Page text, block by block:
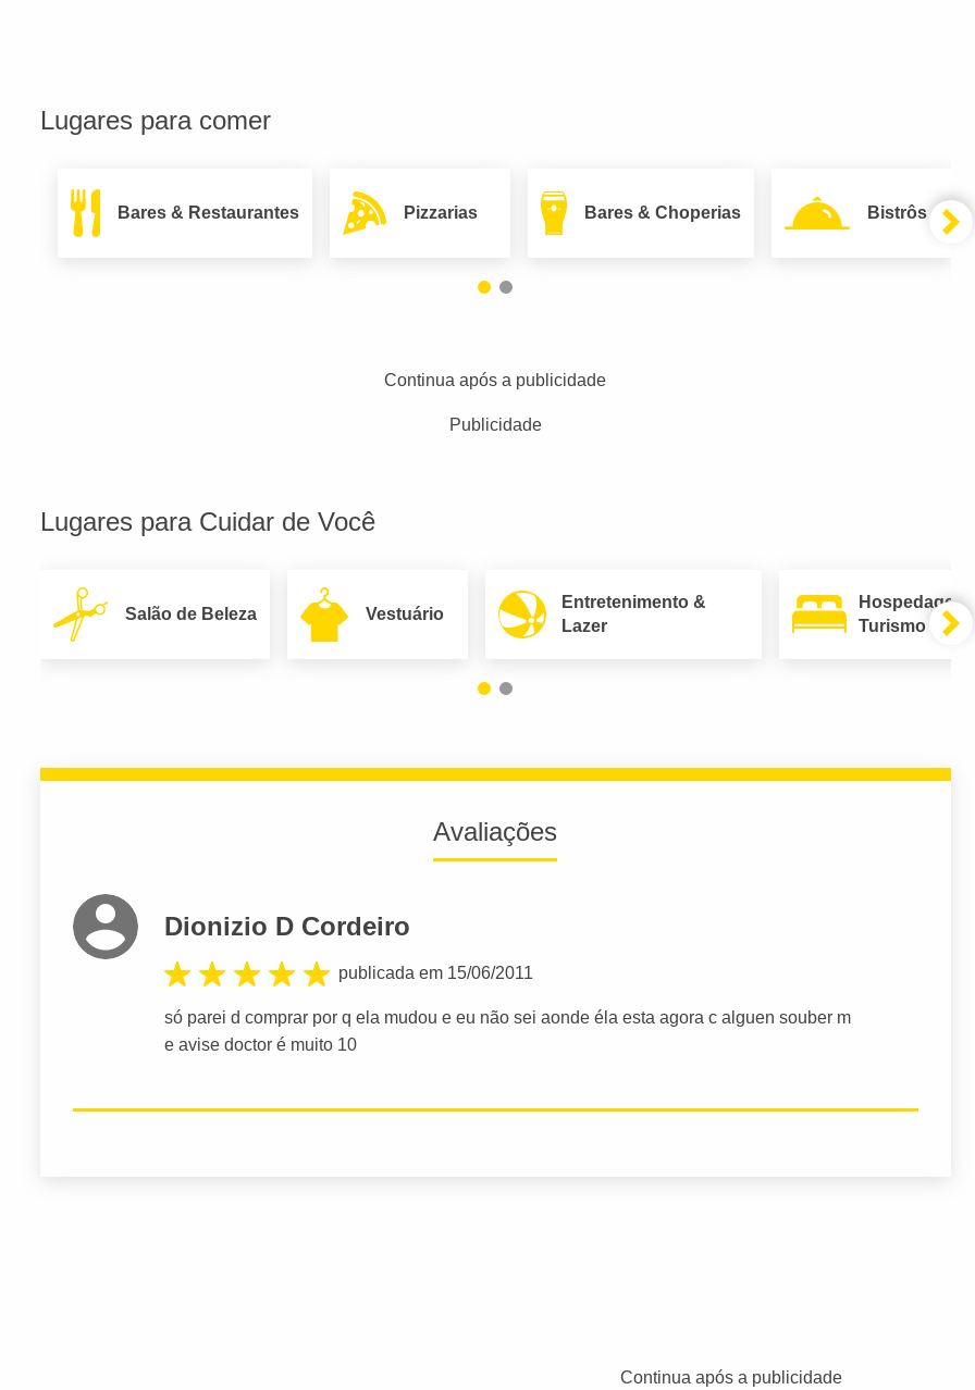
Lugares para comer
Bares & Restaurantes Pizzarias Bares & Choperias Bistrôs
Continua após a publicidade
Publicidade
Lugares para Cuidar de Você
Salão de Beleza Vestuário
Entretenimento &
Lazer
Hospedagem
Turismo
Avaliações
Dionizio D Cordeiro
publicada em 15/06/2011
só parei d comprar por q ela mudou e eu não sei aonde éla esta agora c alguen souber m
e avise doctor é muito 10
Continua após a publicidade